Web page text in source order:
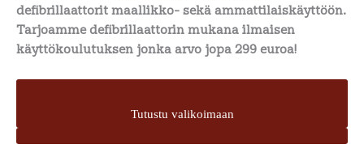
defibrillaattorit maallikko- sekä ammattilaiskäyttöön.
Tarjoamme defibrillaattorin mukana ilmaisen
käyttökoulutuksen jonka arvo jopa 299 euroa!
Tutustu valikoimaan